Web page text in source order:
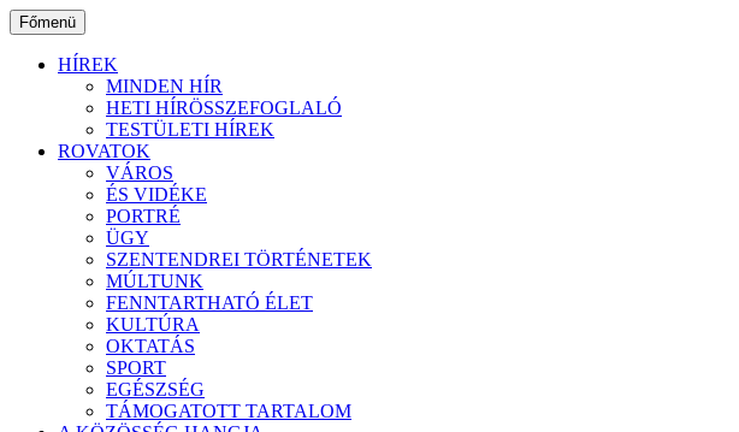
Ugrás
a
tartalomhoz
Főmenü
HÍREK
MINDEN HÍR
HETI HÍRÖSSZEFOGLALÓ
TESTÜLETI HÍREK
ROVATOK
VÁROS
ÉS VIDÉKE
PORTRÉ
ÜGY
SZENTENDREI TÖRTÉNETEK
MÚLTUNK
FENNTARTHATÓ ÉLET
KULTÚRA
OKTATÁS
SPORT
EGÉSZSÉG
TÁMOGATOTT TARTALOM